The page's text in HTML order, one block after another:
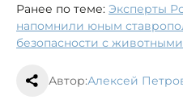
Ранее по теме: Эксперты
напомнили юным
безопасности с животными
Автор:Алексей